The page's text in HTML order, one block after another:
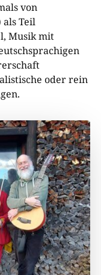
von
Teil
Musik mit
oder rein